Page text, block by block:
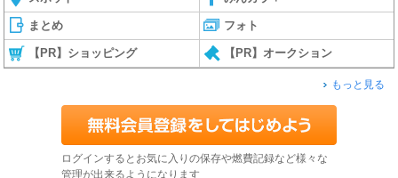
まとめ フォト
【PR】ショッピング 【PR】オークション
もっと見る
ログインするとお気に入りの保存や燃費記録など様々な
管理が出来るようになります